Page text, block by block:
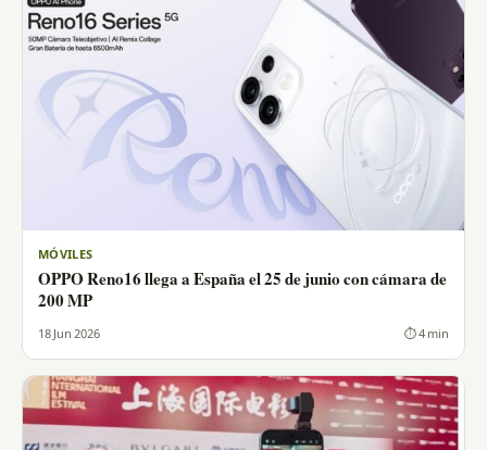
MÓVILES
OPPO Reno16 llega a España el 25 de junio con cámara de
200 MP
18 Jun 2026 ⏱ 4 min